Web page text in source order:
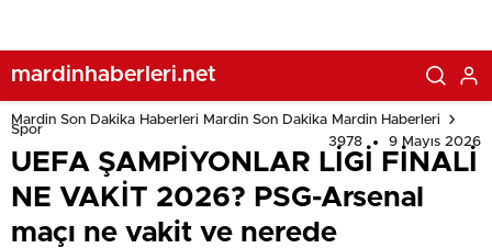
mardinhaberleri.net
Mardin Son Dakika Haberleri Mardin Son Dakika Mardin Haberleri
Spor
3978
9 Mayıs 2026
UEFA ŞAMPİYONLAR LİGİ FİNALİ
NE VAKİT 2026? PSG-Arsenal
maçı ne vakit ve nerede